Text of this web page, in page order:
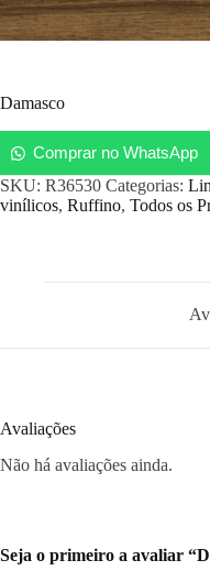
Damasco
Comprar no WhatsApp
SKU: R36530 Categorias:
vinílicos, Ruffino, Todos os
Avaliações
Não há avaliações ainda.
Seja o primeiro a avaliar